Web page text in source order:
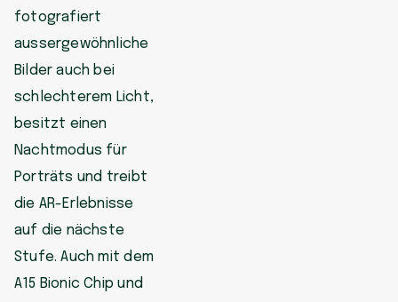
fotografiert
aussergewöhnliche
Bilder auch bei
schlechterem Licht,
besitzt einen
Nachtmodus für
Porträts und treibt
die AR-Erlebnisse
auf die nächste
Stufe. Auch mit dem
A15 Bionic Chip und